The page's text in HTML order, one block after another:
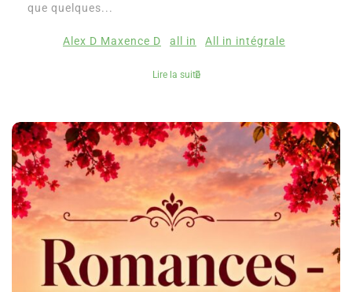
que quelques...
Alex D Maxence D all in All in intégrale
Lire la suite